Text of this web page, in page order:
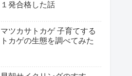
１発合格した話
マツカサトカゲ 子育てする
トカゲの生態を調べてみた